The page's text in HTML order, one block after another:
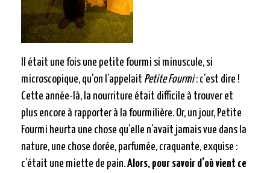
Il était une fois une petite fourmi si minuscule, si
microscopique, qu’on l’appelait Petite Fourmi: c’est dire !
Cette année-là, la nourriture était difficile à trouver et
plus encore à rapporter à la fourmilière. Or, un jour, Petite
Fourmi heurta une chose qu’elle n’avait jamais vue dans la
nature, une chose dorée, parfumée, craquante, exquise :
c’était une miette de pain.Alors, pour savoir d’où vient ce